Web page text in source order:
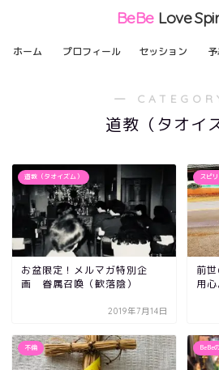
BeBe Love
ホーム プロフィール セッション
―
道教（タオイ
道教（タオイズム）
お盆限定！メルマガ特別企
画 眷属召喚（歓落陰）
2019年7月14日
スピ
前
用心
不倫 BeBe